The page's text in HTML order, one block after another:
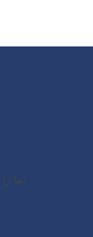
ما را در شبکه های اجتماعی دنبال کنید: